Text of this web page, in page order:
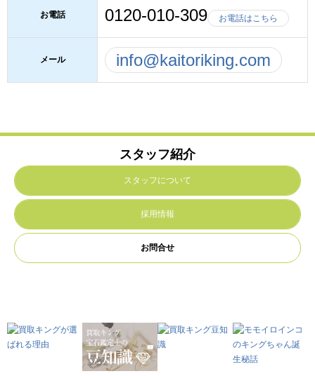
お電話 0120-010-309 お電話はこちら
メール info@kaitoriking.com
スタッフ紹介
スタッフについて
採用情報
お問合せ